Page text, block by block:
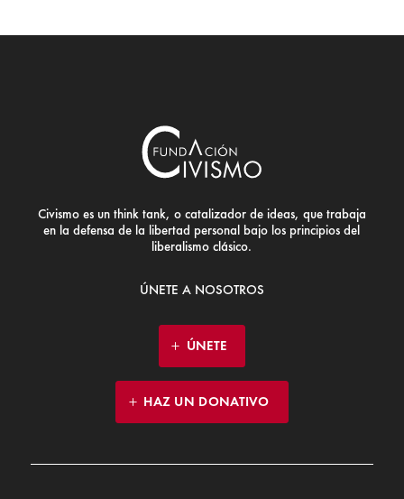
Civismo es un think tank, o catalizador de ideas, que trabaja
en la defensa de la libertad personal bajo los principios del
liberalismo clásico.
ÚNETE A NOSOTROS
ÚNETE
HAZ UN DONATIVO